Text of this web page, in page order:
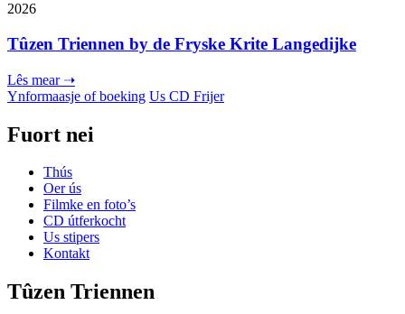
2026
Tûzen Triennen by de Fryske Krite Langedijke
Lês mear ➝
Ynformaasje of boeking Us CD Frijer
Fuort nei
Thús
Oer ús
Filmke en foto’s
CD útferkocht
Us stipers
Kontakt
Tûzen Triennen